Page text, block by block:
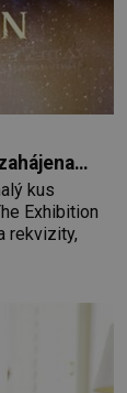
kus
Exhibition
rekvizity,